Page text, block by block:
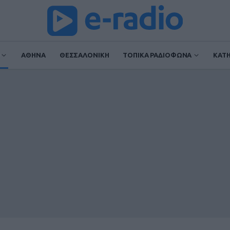
ΑΘΗΝΑ ΘΕΣΣΑΛΟΝΙΚΗ ΤΟΠΙΚΑ ΡΑΔΙΟΦΩΝΑ